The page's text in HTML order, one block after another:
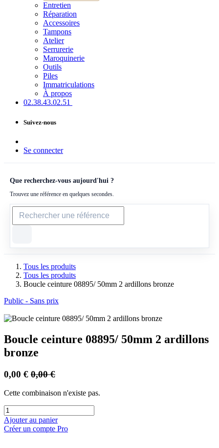
Entretien
Réparation
Accessoires
Tampons
Atelier
Serrurerie
Maroquinerie
Outils
Piles
Immatriculations
À propos
02.38.43​.02.51
Suivez-nous
Se connecter
Que recherchez-vous aujourd'hui ?
Trouvez une référence en quelques secondes.
Tous les produits
Tous les produits
Boucle ceinture 08895/ 50mm 2 ardillons bronze
Public - Sans prix
Boucle ceinture 08895/ 50mm 2 ardillons
bronze
0,00 € 0,00€
Cette combinaison n'existe pas.
Ajouter au panier
Créer un compte Pro